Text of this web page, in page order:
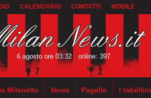
CALENDARIO CONTATTI MOBILE
6 agosto ore 03:32 online: 397
Milanello News Pagelle I tabellini